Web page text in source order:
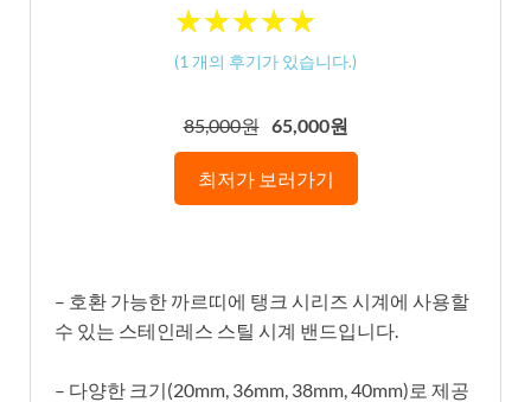
★★★★★
★★★★★
(1 개의 후기가 있습니다.)
85,000원 65,000원
최저가 보러가기
– 호환 가능한 까르띠에 탱크 시리즈 시계에 사용할
수 있는 스테인레스 스틸 시계 밴드입니다.
– 다양한 크기(20mm, 36mm, 38mm, 40mm)로 제공